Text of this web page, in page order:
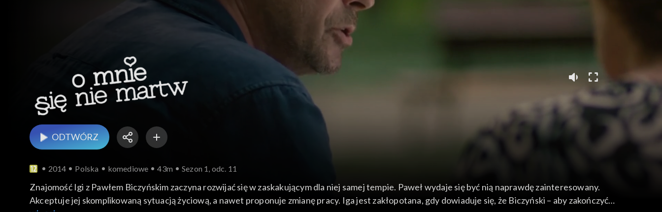
ODTWÓRZ
2014 Polska komediowe 43m Sezon 1, odc. 11
Znajomość Igi z Pawłem Biczyńskim zaczyna rozwijać się w zaskakującym dla niej samej tempie. Paweł wydaje się być nią naprawdę zainteresowany.
Akceptuje jej skomplikowaną sytuacją życiową, a nawet proponuje zmianę pracy. Iga jest zakłopotana, gdy dowiaduje się, że Biczyński – aby zakończyć